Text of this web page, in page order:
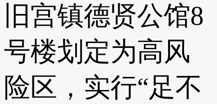
旧宫镇德贤公馆8
号楼划定为高风
险区，实行“足不